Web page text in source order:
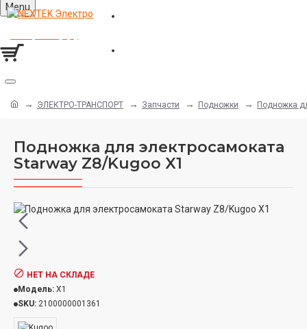
Menu
ЭЛЕКТРО-ТРАНСПОРТ Запчасти Подножки Подножка
Подножка для электросамоката
Starway Z8/Kugoo X1
НЕТ НА СКЛАДЕ
Модель: X1
SKU: 2100000001361